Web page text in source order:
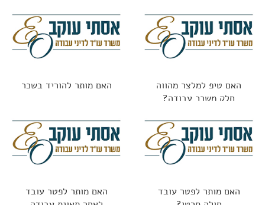
האם טיפ למלצר מהווה
חלק משכר עבודה?
האם מותר להוריד בשכר
האם מותר לפטר עובד
האם מותר לפטר עובד